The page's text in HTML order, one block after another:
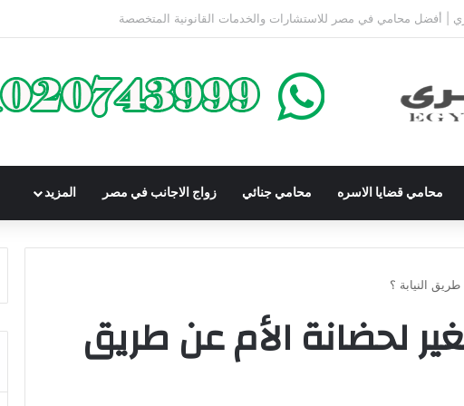
على المحكوم عليه بعقوبة سالبة للحرية | الشروط والصيغة القانونية
محامي قضايا الاسره محامي جنائي زواج الاجانب في مصر المزيد
النيابة ؟
لحضانة الأم عن طريق